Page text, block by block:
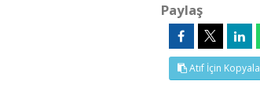
Paylaş
Atıf İçin Kopyala